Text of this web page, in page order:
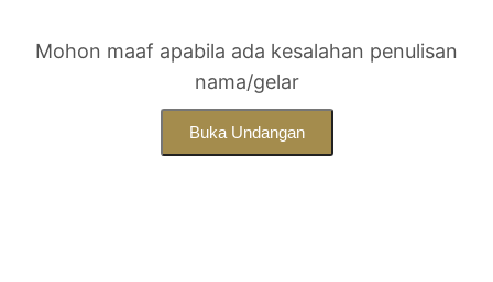
Mohon maaf apabila ada kesalahan penulisan
nama/gelar
Buka Undangan